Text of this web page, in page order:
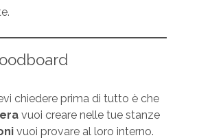
chiedere prima di tutto è che
vuoi creare nelle tue stanze
vuoi provare al loro interno.